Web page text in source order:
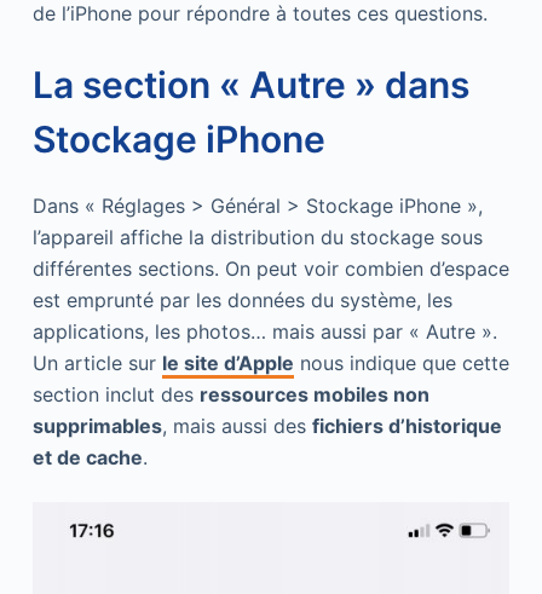
de l’iPhone pour répondre à toutes ces questions.
La section « Autre » dans
Stockage iPhone
Dans « Réglages > Général > Stockage iPhone »,
l’appareil affiche la distribution du stockage sous
différentes sections. On peut voir combien d’espace
est emprunté par les données du système, les
applications, les photos… mais aussi par « Autre ».
Un article sur le site d’Apple nous indique que cette
section inclut des ressources mobiles non
supprimables, mais aussi des fichiers d’historique
et de cache.